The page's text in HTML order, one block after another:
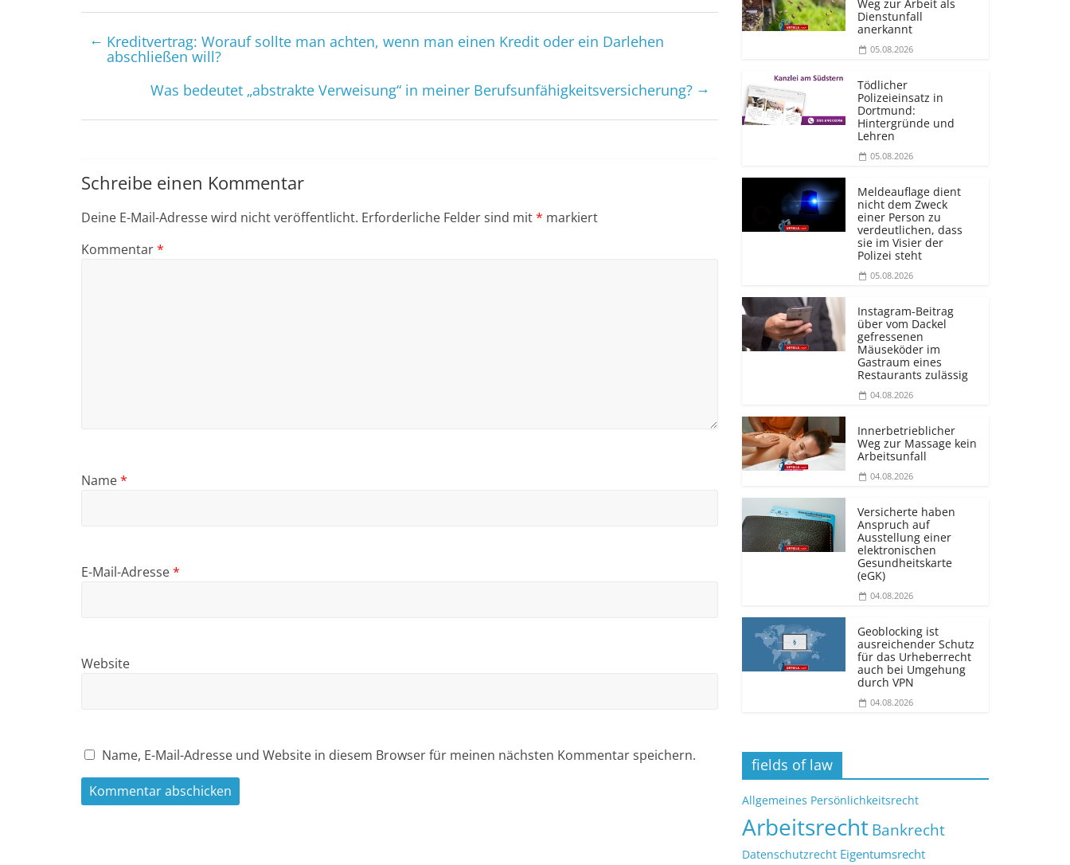
← Kreditvertrag: Worauf sollte man achten, wenn man einen Kredit oder ein Darlehen
abschließen will?
Was bedeutet „abstrakte Verweisung“ in meiner Berufsunfähigkeitsversicherung? →
Schreibe einen Kommentar
Deine E-Mail-Adresse wird nicht veröffentlicht. Erforderliche Felder sind mit* markiert
Kommentar*
Name*
E-Mail-Adresse*
Website
Name, E-Mail-Adresse und Website in diesem Browser für meinen nächsten Kommentar speichern.
Weg zur Arbeit als
Dienstunfall
anerkannt
05.08.2026
Tödlicher
Polizeieinsatz in
Dortmund:
Hintergründe und
Lehren
05.08.2026
Meldeauflage dient
nicht dem Zweck
einer Person zu
verdeutlichen, dass
sie im Visier der
Polizei steht
05.08.2026
Instagram-Beitrag
über vom Dackel
gefressenen
Mäuseköder im
Gastraum eines
Restaurants zulässig
04.08.2026
Innerbetrieblicher
Weg zur Massage kein
Arbeitsunfall
04.08.2026
Versicherte haben
Anspruch auf
Ausstellung einer
elektronischen
Gesundheitskarte
(eGK)
04.08.2026
Geoblocking ist
ausreichender Schutz
für das Urheberrecht
auch bei Umgehung
durch VPN
04.08.2026
fields of law
Allgemeines Persönlichkeitsrecht
ArbeitsrechtBankrecht
Datenschutzrecht Eigentumsrecht